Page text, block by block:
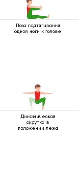
Поза подтягивания
одной ноги к голове
Динамическая
скрутка в
положении лежа